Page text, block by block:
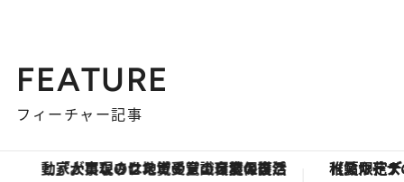
FEATURE
フィーチャー記事
「大事なのは地域の意識を変えること」。ロレックス賞受賞の自然保護活動家が実現させたナイジェリアの自然環境の復活 【夏限定ディナーコース】旬を